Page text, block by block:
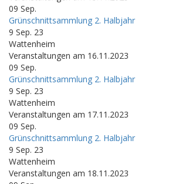
09 Sep.
Grünschnittsammlung 2. Halbjahr
9 Sep. 23
Wattenheim
Veranstaltungen am 16.11.2023
09 Sep.
Grünschnittsammlung 2. Halbjahr
9 Sep. 23
Wattenheim
Veranstaltungen am 17.11.2023
09 Sep.
Grünschnittsammlung 2. Halbjahr
9 Sep. 23
Wattenheim
Veranstaltungen am 18.11.2023